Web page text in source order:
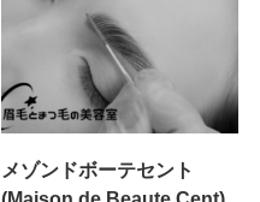
メゾンドボーテセント